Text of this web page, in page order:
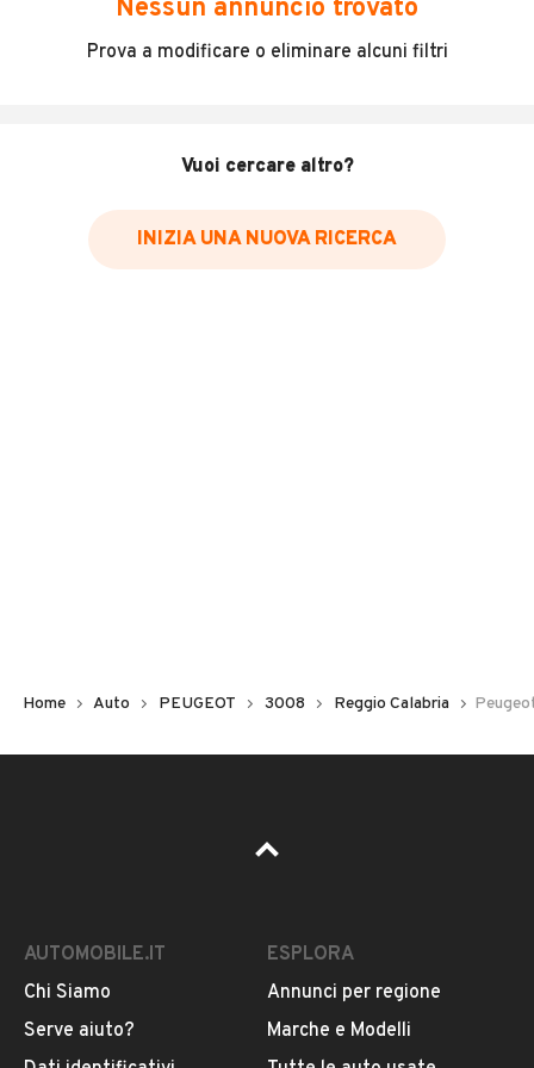
Incidenti in cui è stato coinvolto il veicolo
Data e luogo delle revisioni effettuate
Inserisci il numero di targa per verificare la disponibilità
Pubblicità
Nessun annuncio trovato
Prova a modificare o eliminare alcuni filtri
Vuoi cercare altro?
INIZIA UNA NUOVA RICERCA
Home Auto PEUGEOT 3008 Reggio Calabria
AUTOMOBILE.IT
Chi Siamo
Serve aiuto?
ESPLORA
Annunci per regione
Marche e Modelli